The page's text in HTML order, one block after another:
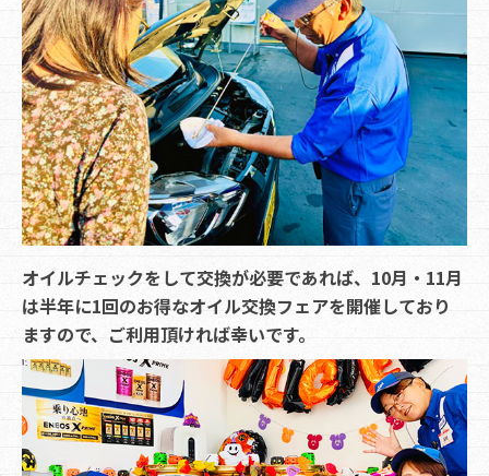
オイルチェックをして交換が必要であれば、10月・11月
は半年に1回のお得なオイル交換フェアを開催しており
ますので、ご利用頂ければ幸いです。